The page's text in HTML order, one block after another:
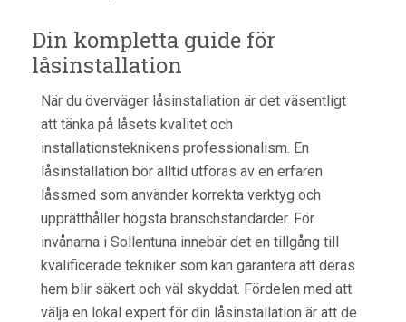
Din kompletta guide för
låsinstallation
När du överväger låsinstallation är det väsentligt
att tänka på låsets kvalitet och
installationsteknikens professionalism. En
låsinstallation bör alltid utföras av en erfaren
låssmed som använder korrekta verktyg och
upprätthåller högsta branschstandarder. För
invånarna i Sollentuna innebär det en tillgång till
kvalificerade tekniker som kan garantera att deras
hem blir säkert och väl skyddat. Fördelen med att
välja en lokal expert för din låsinstallation är att de